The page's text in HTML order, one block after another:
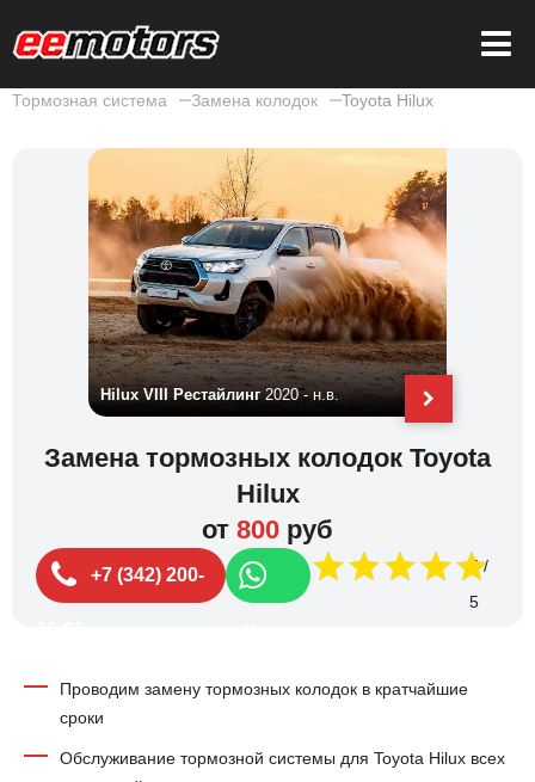
Тормозная система Замена колодок Toyota Hilux
Hilux VIII Рестайлинг 2020 - н.в.
Замена тормозных колодок Toyota
Hilux
от 800 руб
+7 (342) 200- 5
Проводим замену тормозных колодок в кратчайшие
сроки
Обслуживание тормозной системы для Toyota Hilux всех